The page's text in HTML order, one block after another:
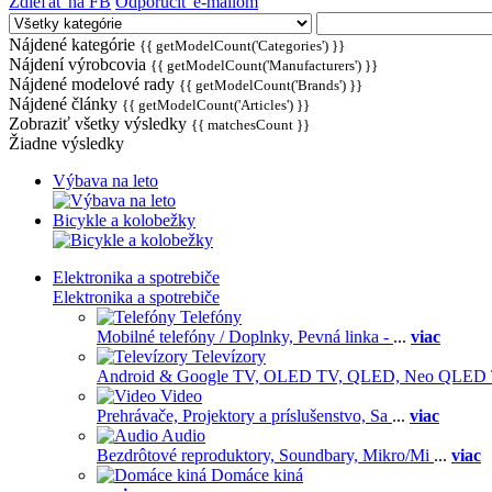
Nájdené kategórie {{ getModelCount('Categories') }}
Nájdení výrobcovia {{ getModelCount('Manufacturers') }}
Nájdené modelové rady {{ getModelCount('Brands') }}
Nájdené články {{ getModelCount('Articles') }}
Zobraziť všetky výsledky {{ matchesCount }}
Žiadne výsledky
Výbava na leto
Bicykle a kolobežky
Elektronika a spotrebiče
Elektronika a spotrebiče
Telefóny
Mobilné telefóny / Doplnky, Pevná linka - ... viac
Televízory
Android & Google TV, OLED TV, QLED, Neo QLED
Video
Prehrávače, Projektory a príslušenstvo, Sa ... viac
Audio
Bezdrôtové reproduktory, Soundbary, Mikro/Mi ... viac
Domáce kiná